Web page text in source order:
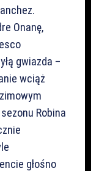
Onanę,
gwiazda –
wciąż
Robina
głośno